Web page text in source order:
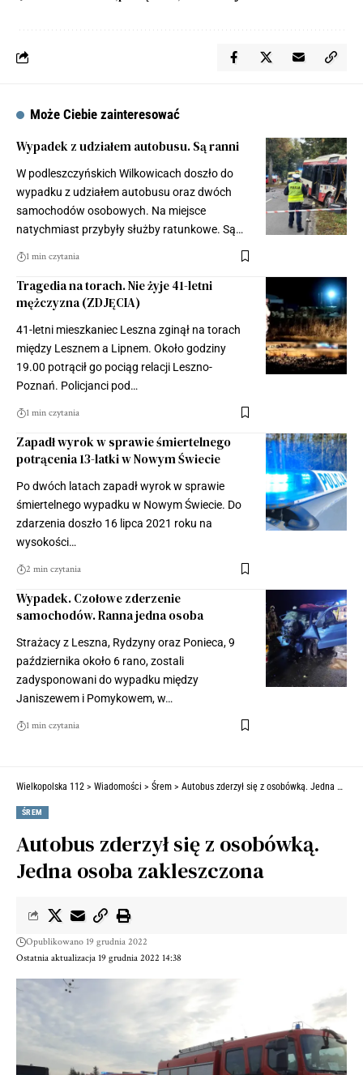
Może Ciebie zainteresować
Wypadek z udziałem autobusu. Są ranni
W podleszczyńskich Wilkowicach doszło do
wypadku z udziałem autobusu oraz dwóch
samochodów osobowych. Na miejsce
natychmiast przybyły służby ratunkowe. Są…
1 min czytania
Tragedia na torach. Nie żyje 41-letni
mężczyzna (ZDJĘCIA)
41-letni mieszkaniec Leszna zginął na torach
między Lesznem a Lipnem. Około godziny
19.00 potrącił go pociąg relacji Leszno-
Poznań. Policjanci pod…
1 min czytania
Zapadł wyrok w sprawie śmiertelnego
potrącenia 13-latki w Nowym Świecie
Po dwóch latach zapadł wyrok w sprawie
śmiertelnego wypadku w Nowym Świecie. Do
zdarzenia doszło 16 lipca 2021 roku na
wysokości…
2 min czytania
Wypadek. Czołowe zderzenie
samochodów. Ranna jedna osoba
Strażacy z Leszna, Rydzyny oraz Ponieca, 9
października około 6 rano, zostali
zadysponowani do wypadku między
Janiszewem i Pomykowem, w…
1 min czytania
Wielkopolska 112 > Wiadomości > Śrem > Autobus zderzył się z osobówką. Jedna osoba zakleszczona
ŚREM
Autobus zderzył się z osobówką.
Jedna osoba zakleszczona
Ostatnia aktualizacja 19 grudnia 2022 14:38
Opublikowano 19 grudnia 2022